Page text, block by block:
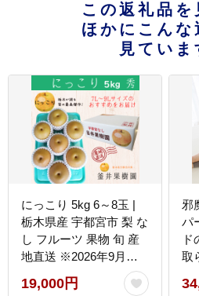
この返礼品を
ほかにこんな
見ていま
にっこり 5kg 6～8玉 |
栃木県産 宇都宮市 梨 な
し フルーツ 果物 旬 産
地直送 ※2026年9月～
19,000円
邪
パ
取
枕